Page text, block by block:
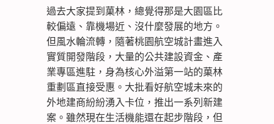
過去大家提到菓林，總覺得那是大園區比
較偏遠、靠機場近、沒什麼發展的地方。
但風水輪流轉，隨著桃園航空城計畫進入
實質開發階段，大量的公共建設資金、產
業專區進駐，身為核心外溢第一站的菓林
重劃區直接受惠。大批看好航空城未來的
外地建商紛紛湧入卡位，推出一系列新建
案。雖然現在生活機能還在起步階段，但